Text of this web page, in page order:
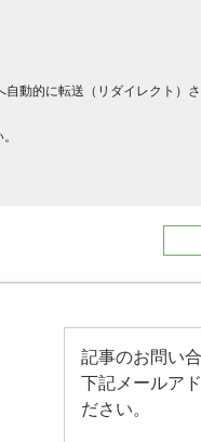
動的に転送（リダイレクト）
記事のお問い
下記メールア
ださい。